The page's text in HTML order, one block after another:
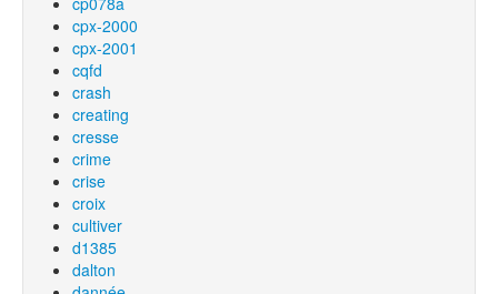
cpx-2000
cpx-2001
cqfd
crash
creating
cresse
crime
crise
croix
cultiver
d1385
dalton